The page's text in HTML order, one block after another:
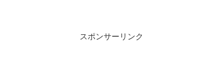
スポンサーリンク